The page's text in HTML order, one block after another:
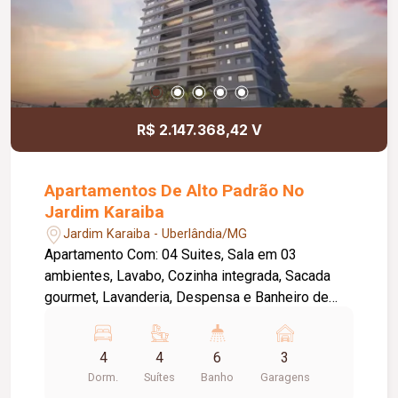
R$ 2.147.368,42 V
Apartamentos De Alto Padrão No
Jardim Karaiba
Jardim Karaiba - Uberlândia/MG
Apartamento Com: 04 Suites, Sala em 03
ambientes, Lavabo, Cozinha integrada, Sacada
gourmet, Lavanderia, Despensa e Banheiro de
condomínio com uma ampla variedade de opções
de lazer, com mais de 20 itens disponíveis.
Localização privilegiada que permite fácil acesso
4
Dorm.
4
Suítes
6
Banho
3
Garagens